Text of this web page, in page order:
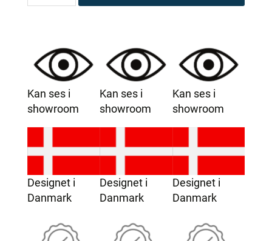
pers.
antal
Kan ses i
showroom
Designet i
Danmark
Kan ses i
showroom
Designet i
Danmark
Kan ses i
showroom
Designet i
Danmark